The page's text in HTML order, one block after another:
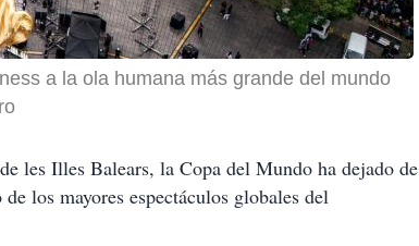
a la ola humana más grande del mundo
les Illes Balears, la Copa del Mundo ha dejado de
los mayores espectáculos globales del